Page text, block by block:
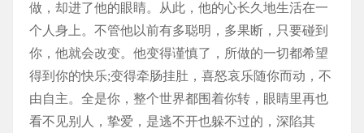
做，却进了他的眼睛。从此，他的心长久地生活在一
个人身上。不管他以前有多聪明，多果断，只要碰到
你，他就会改变。他变得谨慎了，所做的一切都希望
得到你的快乐;变得牵肠挂肚，喜怒哀乐随你而动，不
由自主。全是你，整个世界都围着你转，眼睛里再也
看不见别人，挚爱，是逃不开也躲不过的，深陷其